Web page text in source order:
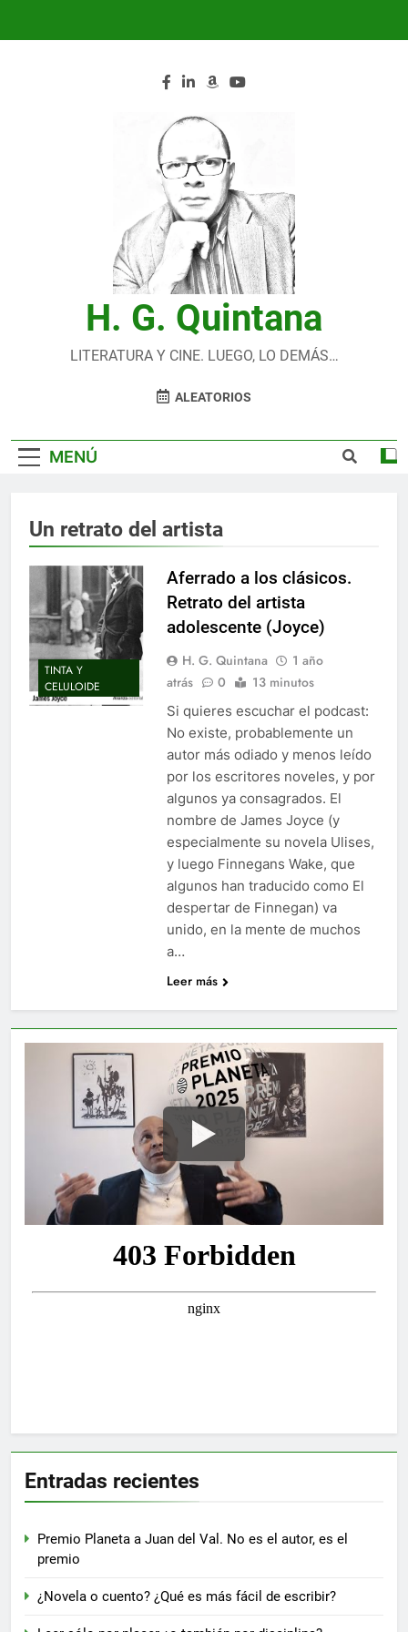
H. G. Quintana
LITERATURA Y CINE. LUEGO, LO DEMÁS…
ALEATORIOS
MENÚ
Un retrato del artista
TINTA Y
CELULOIDE
Aferrado a los clásicos.
Retrato del artista
adolescente (Joyce)
H. G. Quintana
1 año
atrás
0 13 minutos
Si quieres escuchar el podcast:
No existe, probablemente un
autor más odiado y menos leído
por los escritores noveles, y por
algunos ya consagrados. El
nombre de James Joyce (y
especialmente su novela Ulises,
y luego Finnegans Wake, que
algunos han traducido como El
despertar de Finnegan) va
unido, en la mente de muchos
a…
Leer más
Entradas recientes
Premio Planeta a Juan del Val. No es el autor, es el
premio
¿Novela o cuento? ¿Qué es más fácil de escribir?